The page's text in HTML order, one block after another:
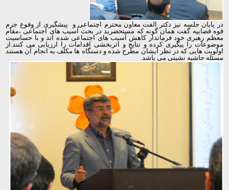
در پایان جلسه نیز دکتر الفت معاون محترم اچتماعی و پیشگیری از وقوع جرم
قوه قضاییه گفت همان گونه که مستحضرید در بحث آسیب های اجتماعی ،مقام
معظم رهبری خود فرماندار کاهش آسیب های اجتماعی شده اند و با حساسیت
موضوعات را پیگیری کرده و نتایج و اثربخشی اقدامات را ارزیابی می کنند.از
اولویت هایی که در نظر ایشان مطرح شده و دستگاه ها مکلف به انجام آن هستند
مسئله حاشیه نشینی می باشد.